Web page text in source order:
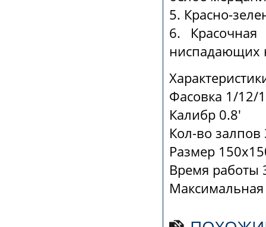
5. Красно-
6.
ниспадающих
Фасовка 1/12/1
Калибр 0.8'
Кол-во залпов
Размер
Время работы